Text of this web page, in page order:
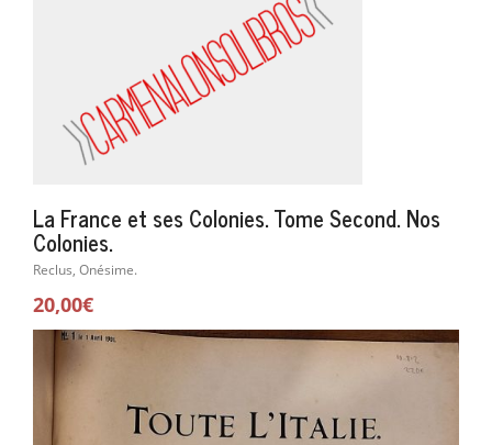
La France et ses Colonies. Tome Second. Nos
Colonies.
Reclus, Onésime.
20,00€